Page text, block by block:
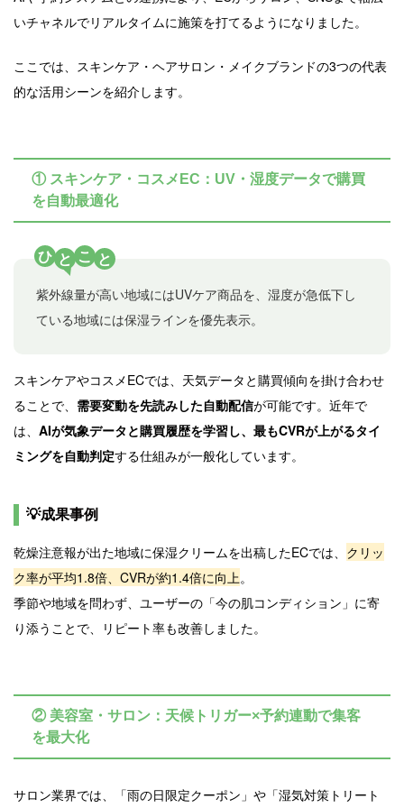
いチャネルでリアルタイムに施策を打てるようになりました。
ここでは、スキンケア・ヘアサロン・メイクブランドの3つの代表
的な活用シーンを紹介します。
① スキンケア・コスメEC：UV・湿度データで購買
を自動最適化
ひ と こ と
紫外線量が高い地域にはUVケア商品を、湿度が急低下し
ている地域には保湿ラインを優先表示。
スキンケアやコスメECでは、天気データと購買傾向を掛け合わせ
ることで、 需要変動を先読みした自動配信が可能です。近年で
は、 AIが気象データと購買履歴を学習し、最もCVRが上がるタイ
ミングを自動判定する仕組みが一般化しています。
💡成果事例
乾燥注意報が出た地域に保湿クリームを出稿したECでは、 クリッ
ク率が平均1.8倍、CVRが約1.4倍に向上。
季節や地域を問わず、ユーザーの「今の肌コンディション」に寄
り添うことで、リピート率も改善しました。
② 美容室・サロン：天候トリガー×予約連動で集客
を最大化
サロン業界では、「雨の日限定クーポン」や「湿気対策トリート